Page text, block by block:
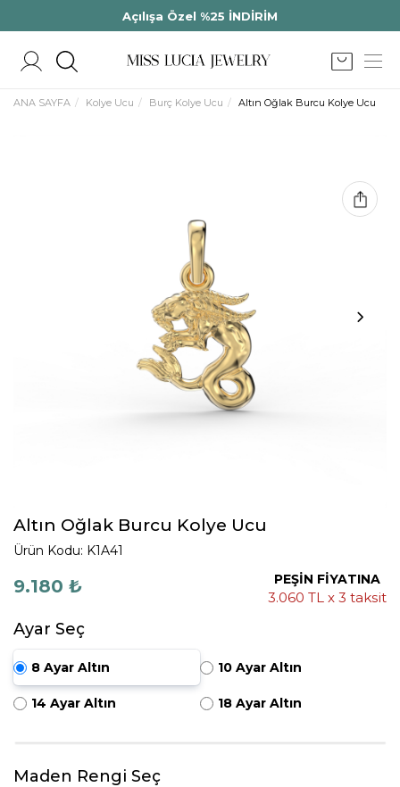
Açılışa Özel %25 İNDİRİM
ANA SAYFA Kolye Ucu Burç Kolye Ucu Altın Oğlak Burcu Kolye Ucu
Altın Oğlak Burcu Kolye Ucu
Ürün Kodu: K1A41
9.180 ₺ PEŞİN FİYATINA
3.060 TL x 3 taksit
Ayar Seç
8 Ayar Altın 10 Ayar Altın
14 Ayar Altın 18 Ayar Altın
Maden Rengi Seç